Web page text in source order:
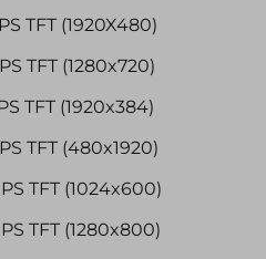
TFT (1920X480)
TFT (1280x720)
TFT (1920x384)
TFT (480x1920)
TFT (1024x600)
TFT (1280x800)